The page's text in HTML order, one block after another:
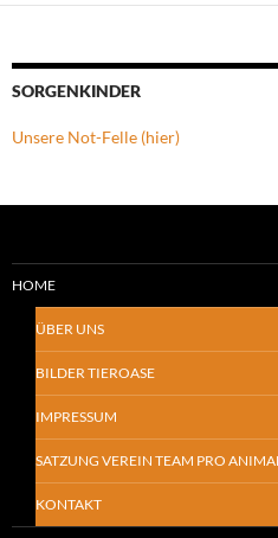
SORGENKINDER
Unsere Not-Felle (hier)
HOME
ÜBER UNS
BILDER TIEROASE
IMPRESSUM
SATZUNG VEREIN TEAM PRO
KONTAKT